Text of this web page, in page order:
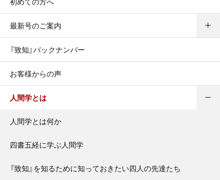
最新号のご案内
『致知』バックナンバー
お客様からの声
人間学とは
人間学とは何か
四書五経に学ぶ人間学
『致知』を知るために知っておきたい四人の先達たち